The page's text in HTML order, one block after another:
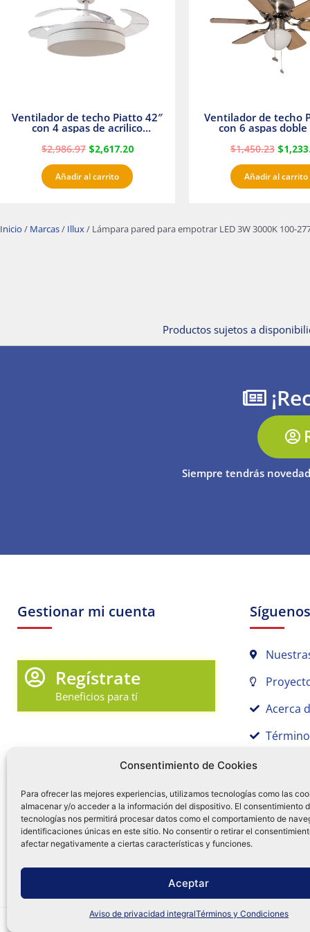
Consentimiento de Cookies
Para ofrecer las mejores experiencias, utilizamos tecnologías como las
almacenar y/o acceder a la información del dispositivo. El consentimiento
tecnologías nos permitirá procesar datos como el comportamiento de
identificaciones únicas en este sitio. No consentir o retirar el
afectar negativamente a ciertas características y funciones.
Aceptar
Aviso de privacidad integralTérminos y Condiciones
Ventilador de techo Piatto 42″
con 4 aspas de acrilico
$2,986.97 $2,617.20
Añadir al carrito
Ventilador de techo
con 6 aspas
$1,450.23 $
Añadir al carrito
Inicio / Marcas/ Illux/ Lámpara pared para empotrar LED 3W 3000K 100-
Productos sujetos a
Siempre tendrás
Gestionar mi cuenta
Regístrate
Beneficios para tí
Mi Cuenta en Tamex
Mis Favoritos
Síguenos
Acerca
55
Distribuidora Tamex - México